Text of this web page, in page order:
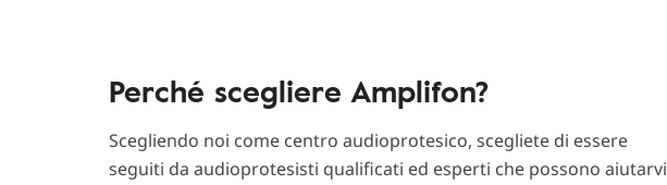
Perché scegliere Amplifon?
Scegliendo noi come centro audioprotesico, scegliete di essere
seguiti da audioprotesisti qualificati ed esperti che possono aiutarvi